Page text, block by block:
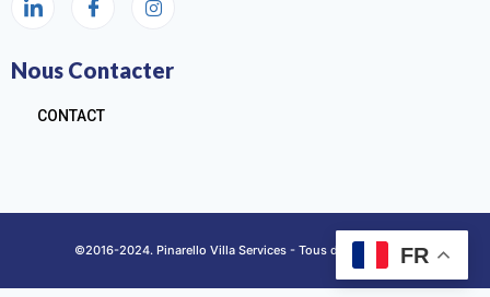
Nous Contacter
CONTACT
©2016-2024. Pinarello Villa Services - Tous droits réservésFR